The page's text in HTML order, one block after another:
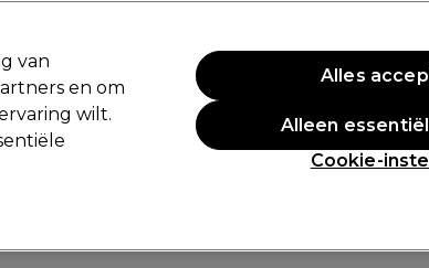
Nieuwe producten Professionele
van
en om
wilt.
Cookie-
Alleen
Alles